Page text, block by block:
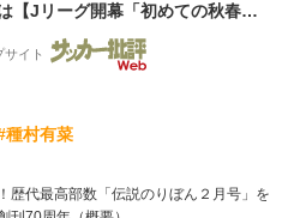
【Jリーグ開幕「初めての秋春
イト
種村有菜
歴代最高部数「伝説のりぼん２月号」を